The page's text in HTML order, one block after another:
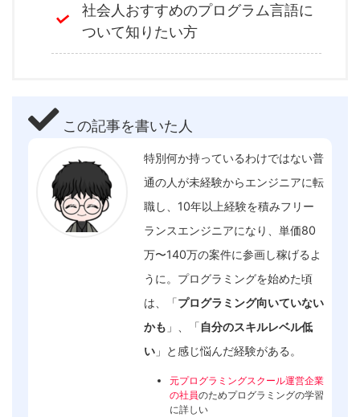
社会人おすすめのプログラム言語に
ついて知りたい方
この記事を書いた人
特別何か持っているわけではない普
通の人が未経験からエンジニアに転
職し、10年以上経験を積みフリー
ランスエンジニアになり、単価80
万〜140万の案件に参画し稼げるよ
うに。プログラミングを始めた頃
は、「プログラミング向いていない
かも 」、「自分のスキルレベル低
い 」と感じ悩んだ経験がある。
元プログラミングスクール運営企業
の社員のためプログラミングの学習
に詳しい